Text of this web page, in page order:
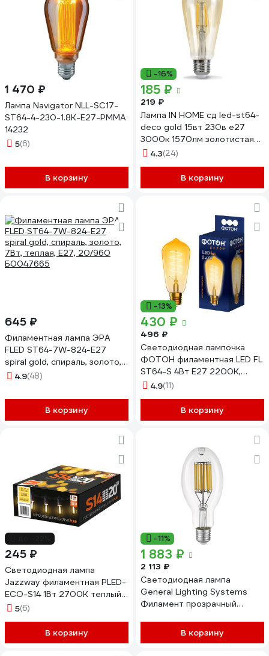
1 470 ₽
Лампа Navigator NLL-SC17-
ST64-4-230-1.8K-E27-PMMA
14232
5(6)
В корзину
-16%
185 ₽
219 ₽
Лампа IN HOME сд led-st64-
deco gold 15вт 230в е27
3000к 1570лм золотистая
4690612050843
4.3(24)
В корзину
645 ₽
Филаментная лампа ЭРА
FLED ST64-7W-824-E27
spiral gold, спираль, золото,
7Вт, теплая, E27, 20/960
4.9(48)
В корзину
-13%
430 ₽
496 ₽
Светодиодная лампочка
ФОТОН филаментная LED FL
ST64-S 4Вт E27 2200К,
теплый свет, 23977
4.9(11)
В корзину
245 ₽
Светодиодная лампа
Jazzway филаментная PLED-
ECO-S14 1Вт 2700К теплый
белый CLEAR E27 для Белт-
5(6)
В корзину
-11%
1 883 ₽
2 113 ₽
Светодиодная лампа
General Lighting Systems
Филамент прозрачный
3600Лм 2700К Теплый
белый GLDEN-ED75-35-230-
В корзину